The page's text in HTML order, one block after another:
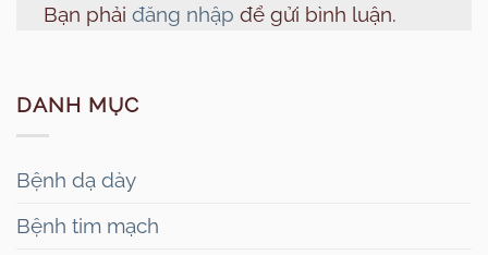
Bạn phải đăng nhập để gửi bình luận.
DANH MỤC
Bệnh dạ dày
Bệnh tim mạch